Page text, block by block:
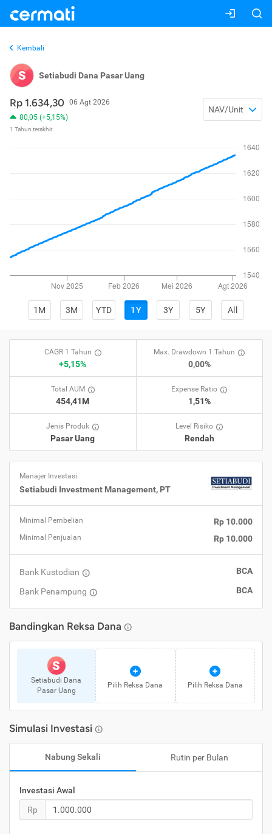
Kembali
S Setiabudi Dana Pasar Uang
Rp 1.634,30 06 Agt 2026
80,05 (+5,15%)
1 Tahun terakhir
NAV/Unit
1M 3M YTD 1Y 3Y 5Y All
CAGR 1 Tahun
+5,15%
Max. Drawdown 1 Tahun
0,00%
Total AUM
454,41M
Expense Ratio
1,51%
Jenis Produk
Pasar Uang
Level Risiko
Rendah
Manajer Investasi
Setiabudi Investment Management, PT
Minimal Pembelian Rp 10.000
Minimal Penjualan Rp 10.000
Bank Kustodian BCA
Bank Penampung BCA
Bandingkan Reksa Dana
S
Setiabudi Dana
Pasar Uang
Pilih Reksa Dana Pilih Reksa Dana
Simulasi Investasi
Nabung Sekali Rutin per Bulan
Investasi Awal
Rp